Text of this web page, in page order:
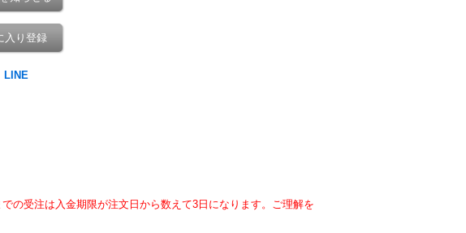
入り登録
の受注は入金期限が注文日から数えて3日になります。ご理解を